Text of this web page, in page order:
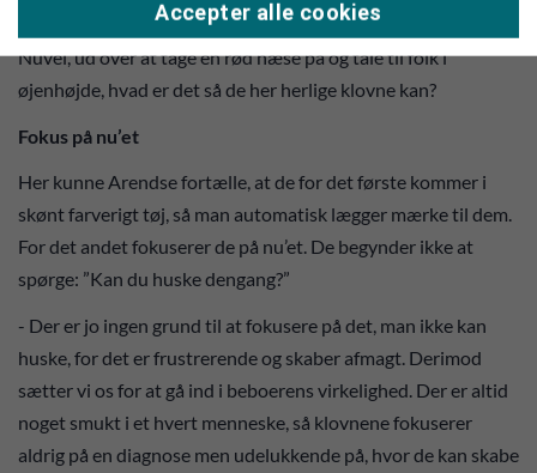
hinanden ind i øjnene.
Nuvel, ud over at tage en rød næse på og tale til folk i
øjenhøjde, hvad er det så de her herlige klovne kan?
Fokus på nu’et
Her kunne Arendse fortælle, at de for det første kommer i
skønt farverigt tøj, så man automatisk lægger mærke til dem.
For det andet fokuserer de på nu’et. De begynder ikke at
spørge: ”Kan du huske dengang?”
- Der er jo ingen grund til at fokusere på det, man ikke kan
huske, for det er frustrerende og skaber afmagt. Derimod
sætter vi os for at gå ind i beboerens virkelighed. Der er altid
noget smukt i et hvert menneske, så klovnene fokuserer
aldrig på en diagnose men udelukkende på, hvor de kan skabe
Accepter alle cookies